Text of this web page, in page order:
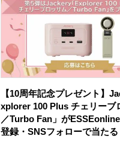
【10周年記念プレゼント】
xplorer 100 Plus チェリーブ
／Turbo Fan」が
登録・SNSフォローで当たる